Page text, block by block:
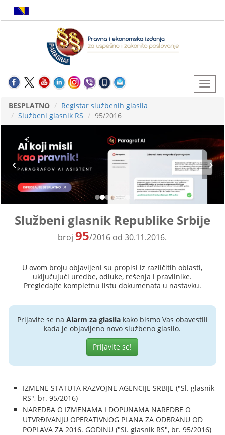
BESPLATNO
Registar službenih glasila
Službeni glasnik RS
95/2016
Službeni glasnik Republike Srbije
broj95/2016 od 30.11.2016.
U ovom broju objavljeni su propisi iz različitih oblasti,
uključujući uredbe, odluke, rešenja i pravilnike.
Pregledajte kompletnu listu dokumenata u nastavku.
Prijavite se na Alarm za glasilakako bismo Vas obavestili
kada je objavljeno novo službeno glasilo.
Prijavite se!
IZMENE STATUTA RAZVOJNE AGENCIJE SRBIJE ("Sl. glasnik
RS", br. 95/2016)
NAREDBA O IZMENAMA I DOPUNAMA NAREDBE O
UTVRĐIVANJU OPERATIVNOG PLANA ZA ODBRANU OD
POPLAVA ZA 2016. GODINU ("Sl. glasnik RS", br. 95/2016)